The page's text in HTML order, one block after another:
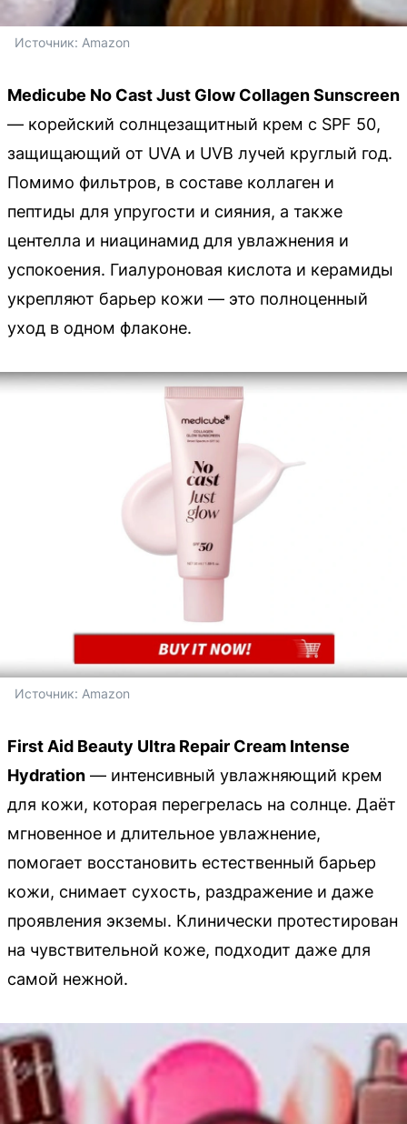
Источник: Amazon
Medicube No Cast Just Glow Collagen Sunscreen
— корейский солнцезащитный крем с SPF 50,
защищающий от UVA и UVB лучей круглый год.
Помимо фильтров, в составе коллаген и
пептиды для упругости и сияния, а также
центелла и ниацинамид для увлажнения и
успокоения. Гиалуроновая кислота и керамиды
укрепляют барьер кожи — это полноценный
уход в одном флаконе.
Источник: Amazon
First Aid Beauty Ultra Repair Cream Intense
Hydration — интенсивный увлажняющий крем
для кожи, которая перегрелась на солнце. Даёт
мгновенное и длительное увлажнение,
помогает восстановить естественный барьер
кожи, снимает сухость, раздражение и даже
проявления экземы. Клинически протестирован
на чувствительной коже, подходит даже для
самой нежной.